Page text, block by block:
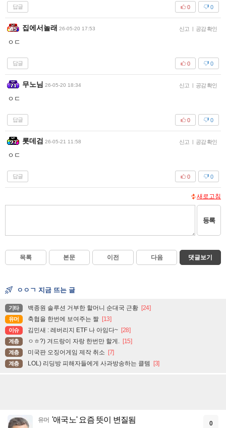
답글 0
0
집에서놀래 26-05-20 17:53 신고 | 공감 확인
ㅇㄷ
답글 0
0
무노님 26-05-20 18:34 신고 | 공감 확인
ㅇㄷ
답글 0
0
롯데검 26-05-21 11:58 신고 | 공감 확인
ㅇㄷ
답글 0
0
새로고침
등록
목록 본문 이전 다음 댓글보기
ㅇㅇㄱ 지금 뜨는 글
기타 백종원 솔루션 거부한 할머니 순대국 근황 [24]
유머 축협을 한번에 보여주는 짤 [13]
이슈 김민새 : 레버리지 ETF 나 아임다~ [28]
계층 ㅇㅎ?) 겨드랑이 자랑 한번만 할게. [15]
계층 미국판 오징어게임 제작 취소 [7]
계층 LOL) 리딩방 피해자들에게 사과방송하는 클템 [3]
유머 '애국노' 요즘 뜻이 변질됨 0